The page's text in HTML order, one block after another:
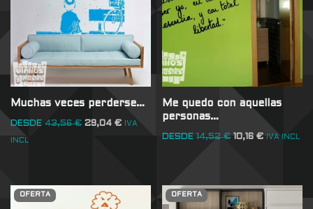
Muchas veces perderse…
DESDE 43,56€ 29,04 € IVA
INCL
Me quedo con aquellas
personas…
DESDE 14,52€ 10,16€ IVA INCL
OFERTA OFERTA